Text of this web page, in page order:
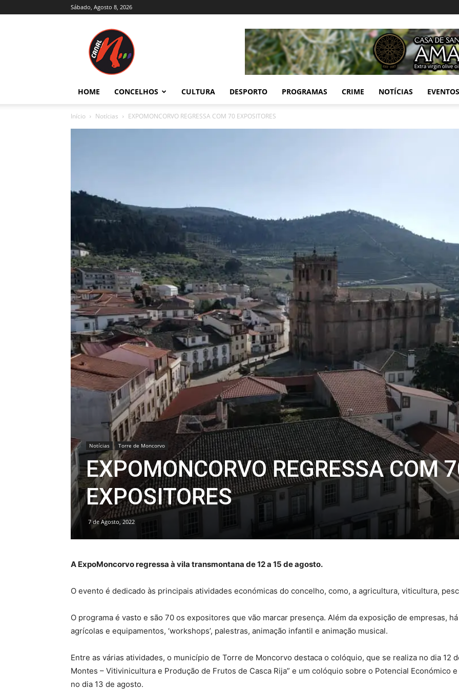
Sábado, Agosto 8, 2026
Trás-
e
Alto
HOME CONCELHOS CULTURA DESPORTO PROGRAMAS CRIME NOTÍCIAS EVENTOS
Início Notícias EXPOMONCORVO REGRESSA COM 70 EXPOSITORES
Notícias Torre de Moncorvo
EXPOMONCORVO REGRESSA COM
EXPOSITORES
7 de Agosto, 2022
A ExpoMoncorvo regressa à vila transmontana de 12 a 15 de agosto.
O evento é dedicado às principais atividades económicas do concelho, como, a agricultura, viticultura,
O programa é vasto e são 70 os expositores que vão marcar presença. Além da exposição de empresas,
agrícolas e equipamentos, ‘workshops’, palestras, animação infantil e animação musical.
Entre as várias atividades, o município de Torre de Moncorvo destaca o colóquio, que se realiza no dia 12
Montes – Vitivinicultura e Produção de Frutos de Casca Rija” e um colóquio sobre o Potencial Económico
no dia 13 de agosto.